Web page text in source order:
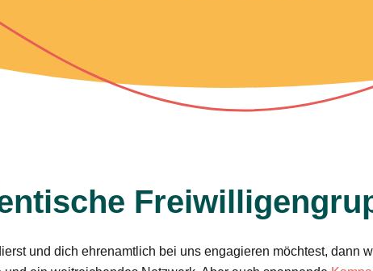
und dich ehrenamtlich bei uns engagieren möchtest, dann